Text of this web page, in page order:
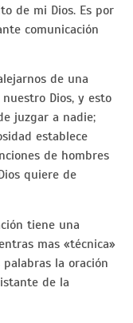
de mi Dios. Es por
comunicación
de una
Dios, y esto
juzgar a nadie;
establece
de hombres
quiere de
tiene una
mas «técnica»
la oración
de la